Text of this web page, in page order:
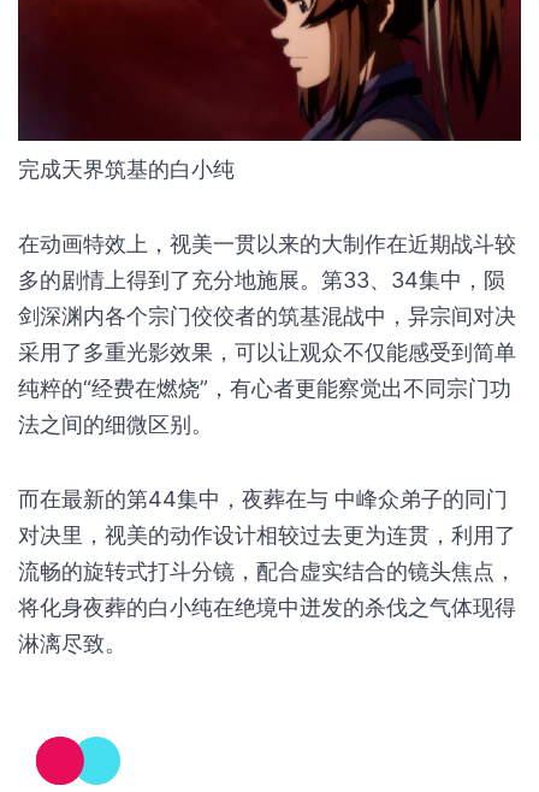
完成天界筑基的白小纯
在动画特效上，视美一贯以来的大制作在近期战斗较
多的剧情上得到了充分地施展。第33、34集中，陨
采用了多重光影效果，可以让观众不仅能感受到简单
纯粹的“经费在燃烧”，有心者更能察觉出不同宗门功
法之间的细微区别。
而在最新的第44集中，夜葬在与 中峰众弟子的同门
流畅的旋转式打斗分镜，配合虚实结合的镜头焦点，
将化身夜葬的白小纯在绝境中迸发的杀伐之气体现得